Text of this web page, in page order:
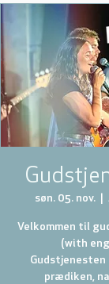
søn. 05. nov.
Velkommen til
(with
Gudstjenesten
prædiken,